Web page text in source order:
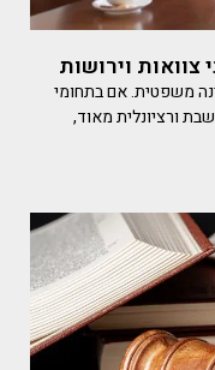
וירושות
משפטית. אם בתחומי
ורציונלית מאוד,